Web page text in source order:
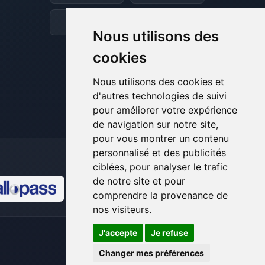
Nous utilisons des
cookies
Nous utilisons des cookies et
d'autres technologies de suivi
pour améliorer votre expérience
de navigation sur notre site,
pour vous montrer un contenu
personnalisé et des publicités
ciblées, pour analyser le trafic
de notre site et pour
comprendre la provenance de
nos visiteurs.
J'accepte
Je refuse
Changer mes préférences
et je vais remuer mes petits circuits
07/08/2026 à 09:05